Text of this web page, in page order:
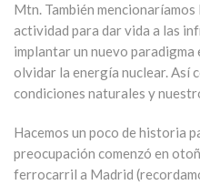
Mtn. También
actividad para dar vida a las
implantar un nuevo paradigma
olvidar la energía nuclear. Así
condiciones naturales y
Hacemos un poco de historia
preocupación comenzó en
ferrocarril a Madrid